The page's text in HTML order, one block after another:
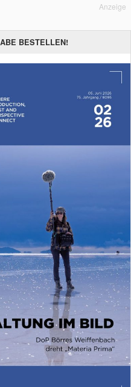
Anzeige
BESTELLEN!